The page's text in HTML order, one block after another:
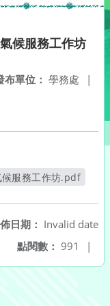
候服務工作坊
布單位： 學務處 |
候服務工作坊.pdf
日期： Invalid date
點閱數： 991 |